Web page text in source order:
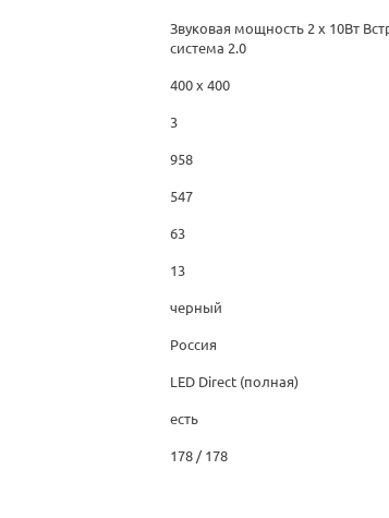
Звуковая мощность 2 х 10Вт
система 2.0
400 x 400
3
958
547
63
13
черный
Россия
LED Direct (полная)
есть
178 / 178